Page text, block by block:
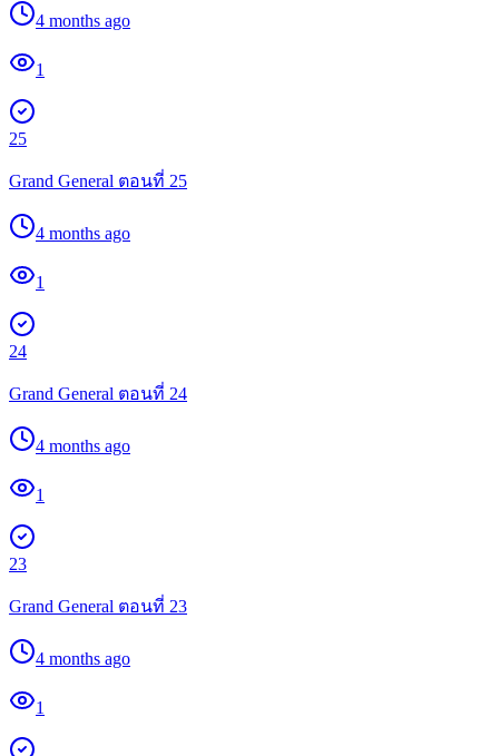
4 months ago
1
25
Grand General ตอนที่ 25
4 months ago
1
24
Grand General ตอนที่ 24
4 months ago
1
23
Grand General ตอนที่ 23
4 months ago
1